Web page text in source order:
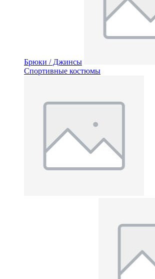
Брюки / Джинсы
Спортивные костюмы